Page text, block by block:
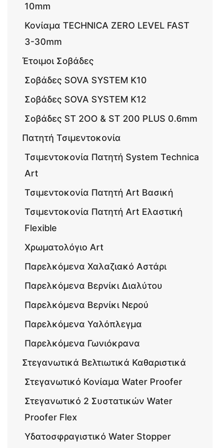
10mm
Κονίαμα TECHNICA ZERO LEVEL FAST
3-30mm
Έτοιμοι Σοβάδες
Σοβάδες SOVA SYSTEM K10
Σοβάδες SOVA SYSTEM K12
Σοβάδες ST 2OO & ST 200 PLUS 0.6mm
Πατητή Τσιμεντοκονία
Τσιμεντοκονία Πατητή System Technica
Art
Τσιμεντοκονία Πατητή Art Βασική
Τσιμεντοκονία Πατητή Art Ελαστική
Flexible
Χρωματολόγιο Art
Παρελκόμενα Χαλαζιακό Αστάρι
Παρελκόμενα Βερνίκι Διαλύτου
Παρελκόμενα Βερνίκι Νερού
Παρελκόμενα Υαλόπλεγμα
Παρελκόμενα Γωνιόκρανα
Στεγανωτικά Βελτιωτικά Καθαριστικά
Στεγανωτικό Κονίαμα Water Proofer
Στεγανωτικό 2 Συστατικών Water
Proofer Flex
Υδατοσφραγιστικό Water Stopper